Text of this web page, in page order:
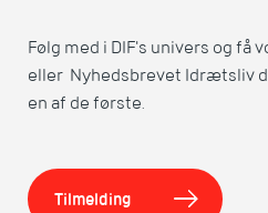
Følg med i DIF's univers og få
eller Nyhedsbrevet Idrætsliv
en af de første.
Tilmelding